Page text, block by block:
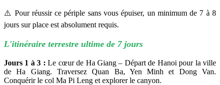
⚠️ Pour réussir ce périple sans vous épuiser, un minimum de 7 à 8
jours sur place est absolument requis.
L'itinéraire terrestre ultime de 7 jours
Jours 1 à 3 : Le cœur de Ha Giang – Départ de Hanoi pour la ville
de Ha Giang. Traversez Quan Ba, Yen Minh et Dong Van.
Conquérir le col Ma Pi Leng et explorer le canyon.